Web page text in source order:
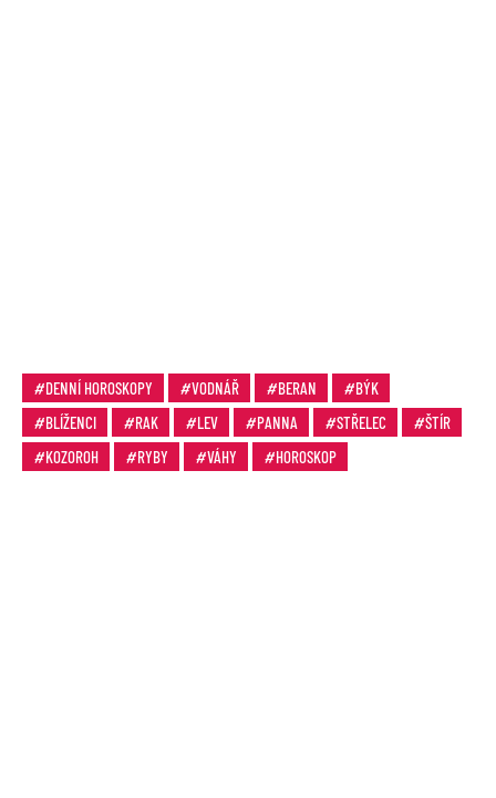
DENNÍ HOROSKOPY VODNÁŘ BERAN
BÝK
BLÍŽENCI
RAK LEV PANNA STŘELEC
ŠTÍR
KOZOROH
RYBY VÁHY HOROSKOP